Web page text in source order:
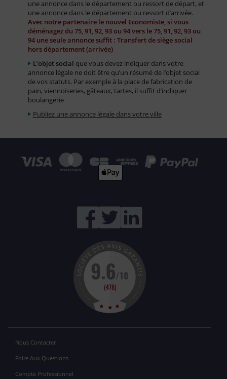
une annonce dans le département ou ressort de départ, et
une annonce dans le département ou ressort d’arrivée.
Avec notre partenaire le nouvel Economiste, si vous
déménagez du 75, 91, 92, 93 ou 94 vers le 75, 91, 92, 93 ou
94 une seule annonce suffit : Transfert de siège social
hors département (arrivée)
L’objet social que vous devez indiquer dans votre
annonce légale ne doit être qu’un résumé de l’objet social
de vos statuts. Par exemple à la place de fabrication de
pain, viennoiseries, gâteaux, tartes, il suffit d’indiquer
boulangerie
Publiez une annonce légale dans votre ville
Nous Contacter
Foire Aux Questions
Compte Professionnel